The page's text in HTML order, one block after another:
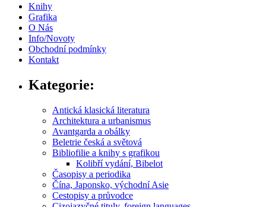
Knihy
Grafika
O Nás
Info/Novoty
Obchodní podmínky
Kontakt
Kategorie:
Antická klasická literatura
Architektura a urbanismus
Avantgarda a obálky
Beletrie česká a světová
Bibliofilie a knihy s grafikou
Kolibří vydání, Bibelot
Časopisy a periodika
Čína, Japonsko, východní Asie
Cestopisy a průvodce